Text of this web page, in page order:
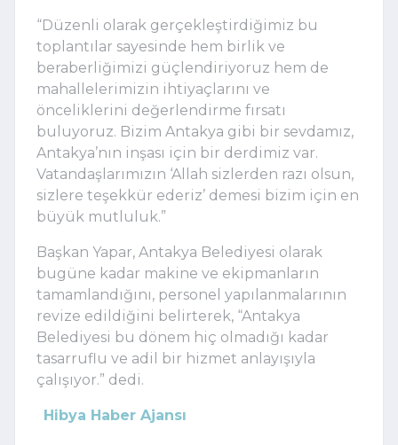
“Düzenli olarak gerçekleştirdiğimiz bu
toplantılar sayesinde hem birlik ve
beraberliğimizi güçlendiriyoruz hem de
mahallelerimizin ihtiyaçlarını ve
önceliklerini değerlendirme fırsatı
buluyoruz. Bizim Antakya gibi bir sevdamız,
Antakya’nın inşası için bir derdimiz var.
Vatandaşlarımızın ‘Allah sizlerden razı olsun,
sizlere teşekkür ederiz’ demesi bizim için en
büyük mutluluk.”
Başkan Yapar, Antakya Belediyesi olarak
bugüne kadar makine ve ekipmanların
tamamlandığını, personel yapılanmalarının
revize edildiğini belirterek, “Antakya
Belediyesi bu dönem hiç olmadığı kadar
tasarruflu ve adil bir hizmet anlayışıyla
çalışıyor.” dedi.
Hibya Haber Ajansı